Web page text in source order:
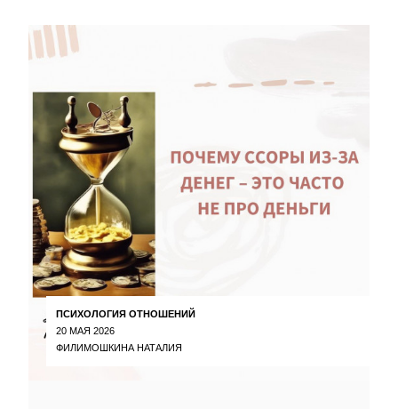
ПСИХОЛОГИЯ ОТНОШЕНИЙ
20 МАЯ 2026
ФИЛИМОШКИНА НАТАЛИЯ